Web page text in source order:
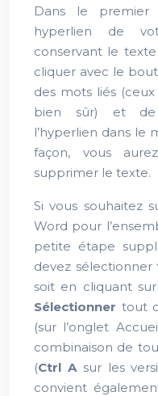
Dans le premier
hyperlien de
conservant le
cliquer avec le
des mots liés
bien sûr) et de
l’hyperlien dans le
façon, vous
supprimer le texte.
Si vous souhaitez
Word pour
petite étape
devez
soit en cliquant
Sélectionner tout
(sur l’onglet
combinaison de
(Ctrl Asur les
convient